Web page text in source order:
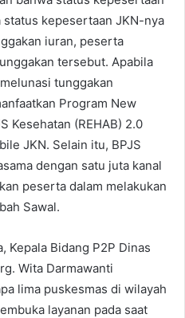
kepesertaan JKN-nya
iuran, peserta
tersebut. Apabila
tunggakan
Program New
Kesehatan (REHAB) 2.0
JKN. Selain itu, BPJS
dengan satu juta kanal
peserta dalam melakukan
Sawal.
Kepala Bidang P2P Dinas
Wita Darmawanti
lima puskesmas di wilayah
layanan pada saat